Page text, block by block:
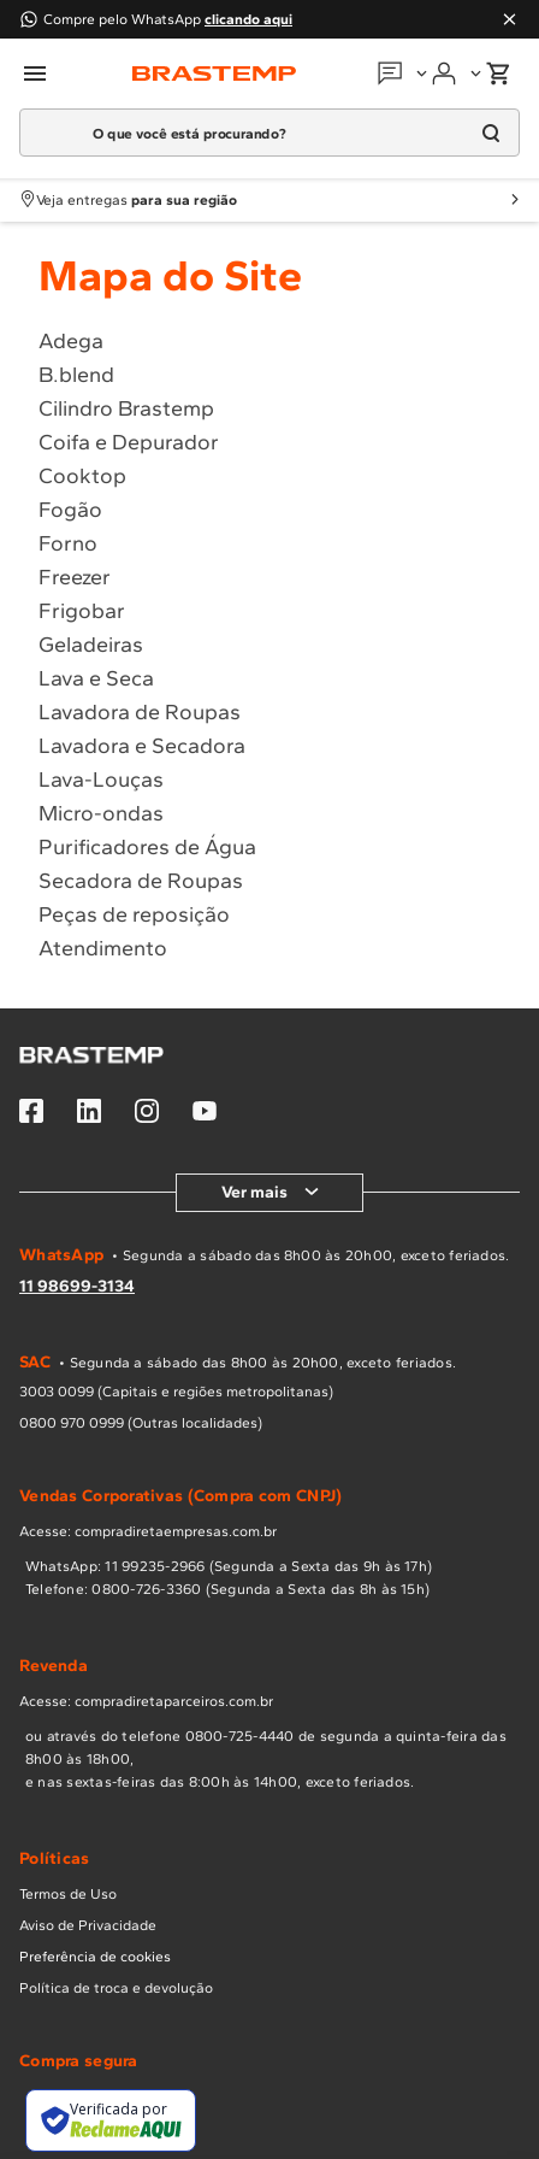
Compre pelo WhatsApp clicando aqui
Em que podemos
Atendimento Brastemp
Localizar assistência técnica
O que você está procurando?
Termos mais buscados
1º Geladeira
2
Fogao
4 º Lava Louça
5 º Cooktop
6º Microondas Brastemp
7º Forno
8º Embutir
9º Combos
Veja entregas para sua região
Mapa do Site
Adega
B.blend
Cilindro Brastemp
Coifa e Depurador
Cooktop
Fogão
Forno
Freezer
Frigobar
Geladeiras
Lava e Seca
Lavadora de Roupas
Lavadora e Secadora
Lava-Louças
Micro-ondas
Purificadores de Água
Secadora de Roupas
Peças de reposição
Atendimento
Ver mais
WhatsApp • Segunda a sábado das 8h00 às 20h00, exceto feriados.
11 98699-3134
SAC • Segunda a sábado das 8h00 às 20h00, exceto feriados.
3003 0099 (Capitais e regiões metropolitanas)
0800 970 0999 (Outras localidades)
Vendas Corporativas (Compra com CNPJ)
Acesse: compradiretaempresas.com.br
WhatsApp: 11 99235-2966 (Segunda a Sexta das 9h às 17h)
Telefone: 0800-726-3360 (Segunda a Sexta das 8h às 15h)
Revenda
Acesse: compradiretaparceiros.com.br
ou através do telefone 0800-725-4440 de segunda a quinta-feira das
8h00 às 18h00,
e nas sextas-feiras das 8:00h às 14h00, exceto feriados.
Políticas
Termos de Uso
Aviso de Privacidade
Preferência de cookies
Política de troca e devolução
Compra segura
Verificada por